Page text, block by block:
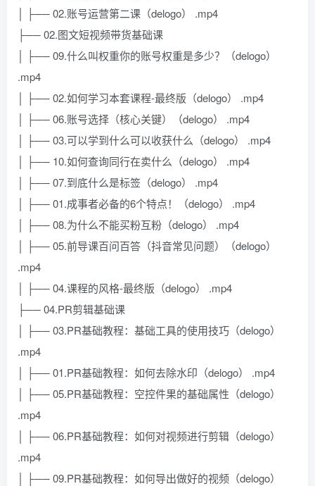
│ ├── 02.账号运营第二课（delogo） .mp4
├── 02.图文短视频带货基础课
│ ├── 09.什么叫权重你的账号权重是多少？（delogo）
.mp4
│ ├── 02.如何学习本套课程-最终版（delogo） .mp4
│ ├── 06.账号选择（核心关键）（delogo） .mp4
│ ├── 03.可以学到什么可以收获什么（delogo） .mp4
│ ├── 10.如何查询同行在卖什么（delogo） .mp4
│ ├── 07.到底什么是标签（delogo） .mp4
│ ├── 01.成事者必备的6个特点！（delogo） .mp4
│ ├── 08.为什么不能买粉互粉（delogo） .mp4
│ ├── 05.前导课百问百答（抖音常见问题）（delogo）
.mp4
│ ├── 04.课程的风格-最终版（delogo） .mp4
├── 04.PR剪辑基础课
│ ├── 03.PR基础教程：基础工具的使用技巧（delogo）
.mp4
│ ├── 01.PR基础教程：如何去除水印（delogo） .mp4
│ ├── 05.PR基础教程：空控件果的基础属性（delogo）
.mp4
│ ├── 06.PR基础教程：如何对视频进行剪辑（delogo）
.mp4
│ ├── 09.PR基础教程：如何导出做好的视频（delogo）